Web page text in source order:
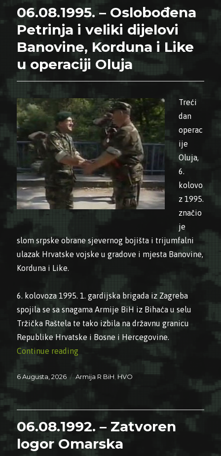
06.08.1995. – Oslobođena
Petrinja i veliki dijelovi
Banovine, Korduna i Like
u operaciji Oluja
Treći
dan
operac
ije
Oluja,
6.
kolovo
z 1995.
značio
je
slom srpske obrane sjevernog bojišta i trijumfalni
ulazak Hrvatske vojske u gradove i mjesta Banovine,
Korduna i Like.
6. kolovoza 1995. 1. gardijska brigada iz Zagreba
spojila se sa snagama Armije BiH iz Bihaća u selu
Tržička Raštela te tako izbila na državnu granicu
Republike Hrvatske i Bosne i Hercegovine.
Continue reading “06.08.1995. – Oslobođena Petrinja i
Posted
6 Augusta, 2026 Categories
Armija R BiH HVO
06.08.1992. – Zatvoren
logor Omarska